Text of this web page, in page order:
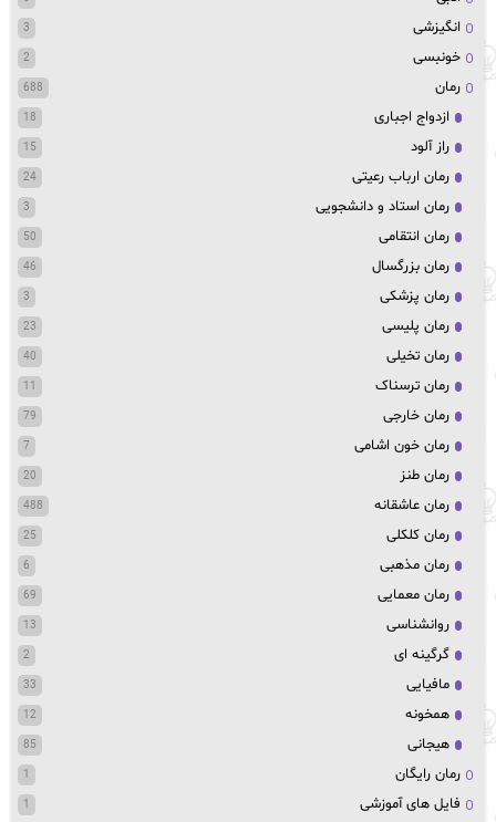
انگیزشی 3
خونبسی 2
رمان 688
ازدواج اجباری 18
راز آلود 15
رمان ارباب رعیتی 24
رمان استاد و دانشجویی 3
رمان انتقامی 50
رمان بزرگسال 46
رمان پزشکی 3
رمان پلیسی 23
رمان تخیلی 40
رمان ترسناک 11
رمان خارجی 79
رمان خون اشامی 7
رمان طنز 20
رمان عاشقانه 488
رمان کلکلی 25
رمان مذهبی 6
رمان معمایی 69
روانشناسی 13
گرگینه ای 2
مافیایی 33
همخونه 12
هیجانی 85
رمان رایگان 1
فایل های آموزشی 1